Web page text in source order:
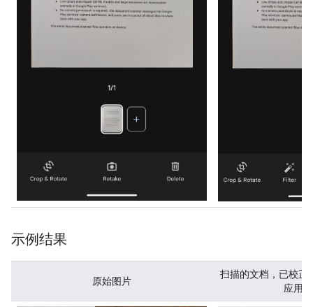
示例结果
原始图片
扫描的文档，已校正
应用